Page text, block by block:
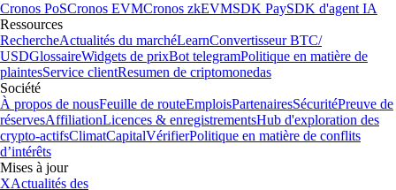
Cronos PoSCronos EVMCronos zkEVMSDK PaySDK d'agent IA
Ressources
RechercheActualités du marchéLearnConvertisseur BTC/
USDGlossaireWidgets de prixBot telegramPolitique en matière de
plaintesService clientResumen de criptomonedas
Société
À propos de nousFeuille de routeEmploisPartenairesSécuritéPreuve de
réservesAffiliationLicences & enregistrementsHub d'exploration des
crypto-actifsClimatCapitalVérifierPolitique en matière de conflits
d’intérêts
Mises à jour
XActualités des